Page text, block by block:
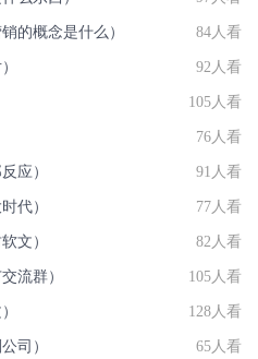
的概念是什么） 84人看
92人看
105人看
76人看
应） 91人看
代） 77人看
文） 82人看
流群） 105人看
128人看
司） 65人看